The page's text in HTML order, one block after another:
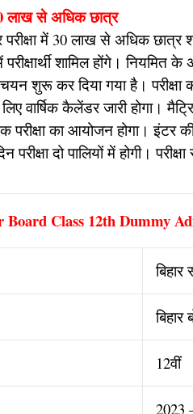
लाख से अधिक छात्र
परीक्षा में 30 लाख से अधिक छात्र
शामिल होंगे। नियमित
शुरू कर दिया गया है। परीक्षा
वार्षिक कैलेंडर जारी होगा।
परीक्षा का आयोजन होगा। इंटर
परीक्षा दो पालियों में होगी।
Board Class 12th Dummy
बिहार
12वीं
2023